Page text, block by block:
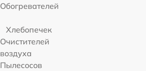
Обогревателей
Хлебопечек
Очистителей
воздуха
Пылесосов